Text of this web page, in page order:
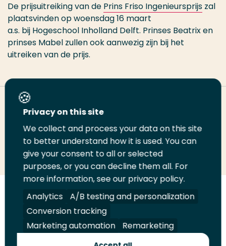
De prijsuitreiking van de Prins Friso Ingenieursprijs zal
plaatsvinden op woensdag 16 maart
a.s. bij Hogeschool Inholland Delft. Prinses Beatrix en
prinses Mabel zullen ook aanwezig zijn bij het
uitreiken van de prijs.
Deel deze pagina
Deel
LinkedIn
Deel
op
Twitter
Deel
op
Facebook
Email
deze
pagina
Print
deze
pagina
Volg
ons
op
LinkedIn
Volg
ons
op
Facebook
Volg
ons
op
YouTube
Volg
ons
op
Instagram
Juridisch Security A-Z Index
Contact
Privacy on this site
We collect and process your data on this site
to better understand how it is used. You can
give your consent to all or selected
purposes, or you can decline them all. For
more information, see our privacy policy.
Analytics
A/B testing and personalization
Conversion tracking
Marketing automation
Remarketing